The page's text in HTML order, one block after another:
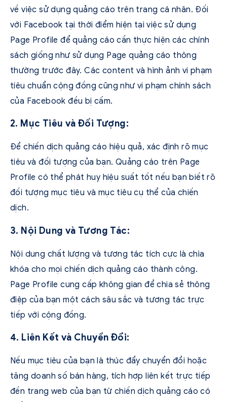
về việc sử dụng quảng cáo trên trang cá nhân. Đối
với Facebook tại thời điểm hiện tại việc sử dụng
Page Profile để quảng cáo cần thực hiện các chính
sách giống như sử dụng Page quảng cáo thông
thường trước đây. Các content và hình ảnh vi phạm
tiêu chuẩn cộng đồng cũng như vi phạm chính sách
của Facebook đều bị cấm.
2. Mục Tiêu và Đối Tượng:
Để chiến dịch quảng cáo hiệu quả, xác định rõ mục
tiêu và đối tượng của bạn. Quảng cáo trên Page
Profile có thể phát huy hiệu suất tốt nếu bạn biết rõ
đối tượng mục tiêu và mục tiêu cụ thể của chiến
dịch.
3. Nội Dung và Tương Tác:
Nội dung chất lượng và tương tác tích cực là chìa
khóa cho mọi chiến dịch quảng cáo thành công.
Page Profile cung cấp không gian để chia sẻ thông
điệp của bạn một cách sâu sắc và tương tác trực
tiếp với cộng đồng.
4. Liên Kết và Chuyển Đổi:
Nếu mục tiêu của bạn là thúc đẩy chuyển đổi hoặc
tăng doanh số bán hàng, tích hợp liên kết trực tiếp
đến trang web của bạn từ chiến dịch quảng cáo có